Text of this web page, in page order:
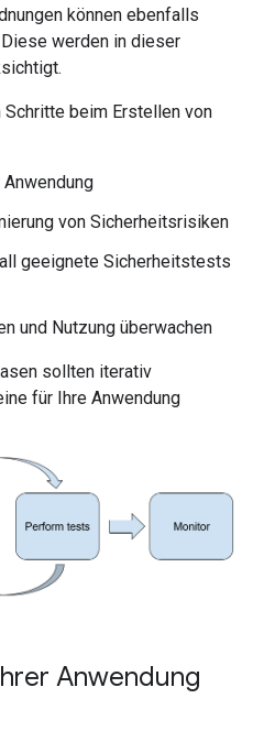
können ebenfalls
werden in dieser
beim Erstellen von
von Sicherheitsrisiken
geeignete Sicherheitstests
und Nutzung überwachen
sollten iterativ
für Ihre Anwendung
Anwendung